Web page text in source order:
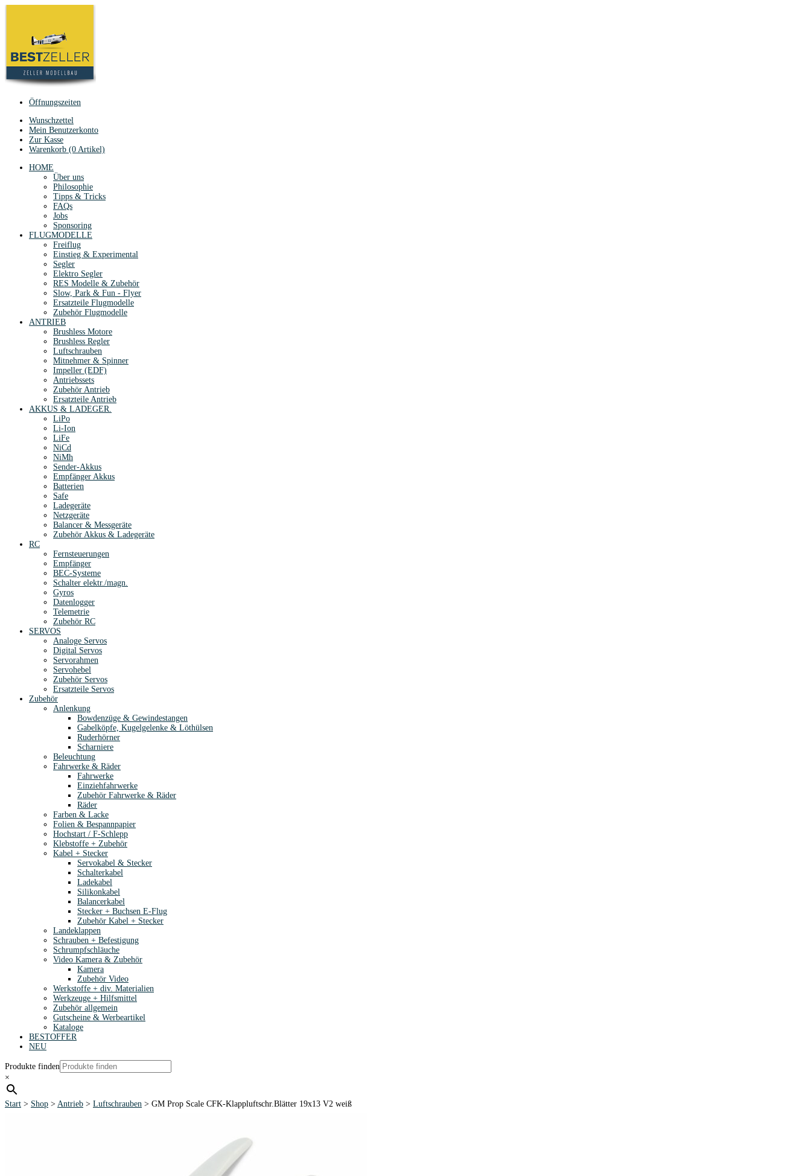
Öffnungszeiten
Wunschzettel
Mein Benutzerkonto
Zur Kasse
Warenkorb (0 Artikel)
HOME
Über uns
Philosophie
Tipps & Tricks
FAQs
Jobs
Sponsoring
FLUGMODELLE
Freiflug
Einstieg & Experimental
Segler
Elektro Segler
RES Modelle & Zubehör
Slow, Park & Fun - Flyer
Ersatzteile Flugmodelle
Zubehör Flugmodelle
ANTRIEB
Brushless Motore
Brushless Regler
Luftschrauben
Mitnehmer & Spinner
Impeller (EDF)
Antriebssets
Zubehör Antrieb
Ersatzteile Antrieb
AKKUS & LADEGER.
LiPo
Li-Ion
LiFe
NiCd
NiMh
Sender-Akkus
Empfänger Akkus
Batterien
Safe
Ladegeräte
Netzgeräte
Balancer & Messgeräte
Zubehör Akkus & Ladegeräte
RC
Fernsteuerungen
Empfänger
BEC-Systeme
Schalter elektr./magn.
Gyros
Datenlogger
Telemetrie
Zubehör RC
SERVOS
Analoge Servos
Digital Servos
Servorahmen
Servohebel
Zubehör Servos
Ersatzteile Servos
Zubehör
Anlenkung
Bowdenzüge & Gewindestangen
Gabelköpfe, Kugelgelenke & Löthülsen
Ruderhörner
Scharniere
Beleuchtung
Fahrwerke & Räder
Fahrwerke
Einziehfahrwerke
Zubehör Fahrwerke & Räder
Räder
Farben & Lacke
Folien & Bespannpapier
Hochstart / F-Schlepp
Klebstoffe + Zubehör
Kabel + Stecker
Servokabel & Stecker
Schalterkabel
Ladekabel
Silikonkabel
Balancerkabel
Stecker + Buchsen E-Flug
Zubehör Kabel + Stecker
Landeklappen
Schrauben + Befestigung
Schrumpfschläuche
Video Kamera & Zubehör
Kamera
Zubehör Video
Werkstoffe + div. Materialien
Werkzeuge + Hilfsmittel
Zubehör allgemein
Gutscheine & Werbeartikel
Kataloge
BESTOFFER
NEU
Produkte finden
×
Start > Shop > Antrieb > Luftschrauben > GM Prop Scale CFK-Klappluftschr.Blätter 19x13 V2 weiß